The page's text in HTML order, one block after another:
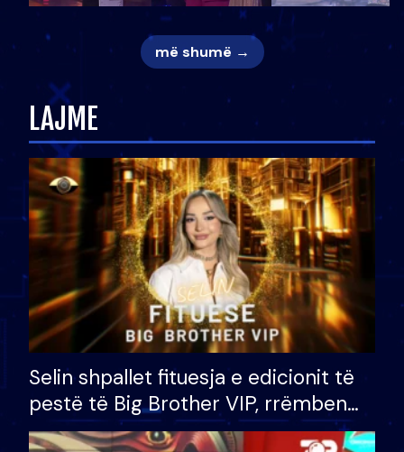
më shumë →
LAJME
Selin shpallet fituesja e edicionit të
pestë të Big Brother VIP, rrëmben
çmimin e madh prej 100 mijë eurosh